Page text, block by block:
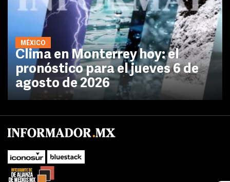
MÉXICO
Clima en Monterrey hoy: el
pronóstico para el jueves 6 de
agosto de 2026